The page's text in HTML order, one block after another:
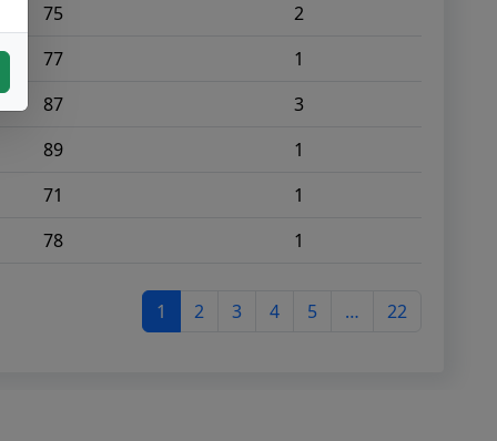
75
2
77
1
87
3
89
1
71
1
78 1
1 2 3 4 5 … 22